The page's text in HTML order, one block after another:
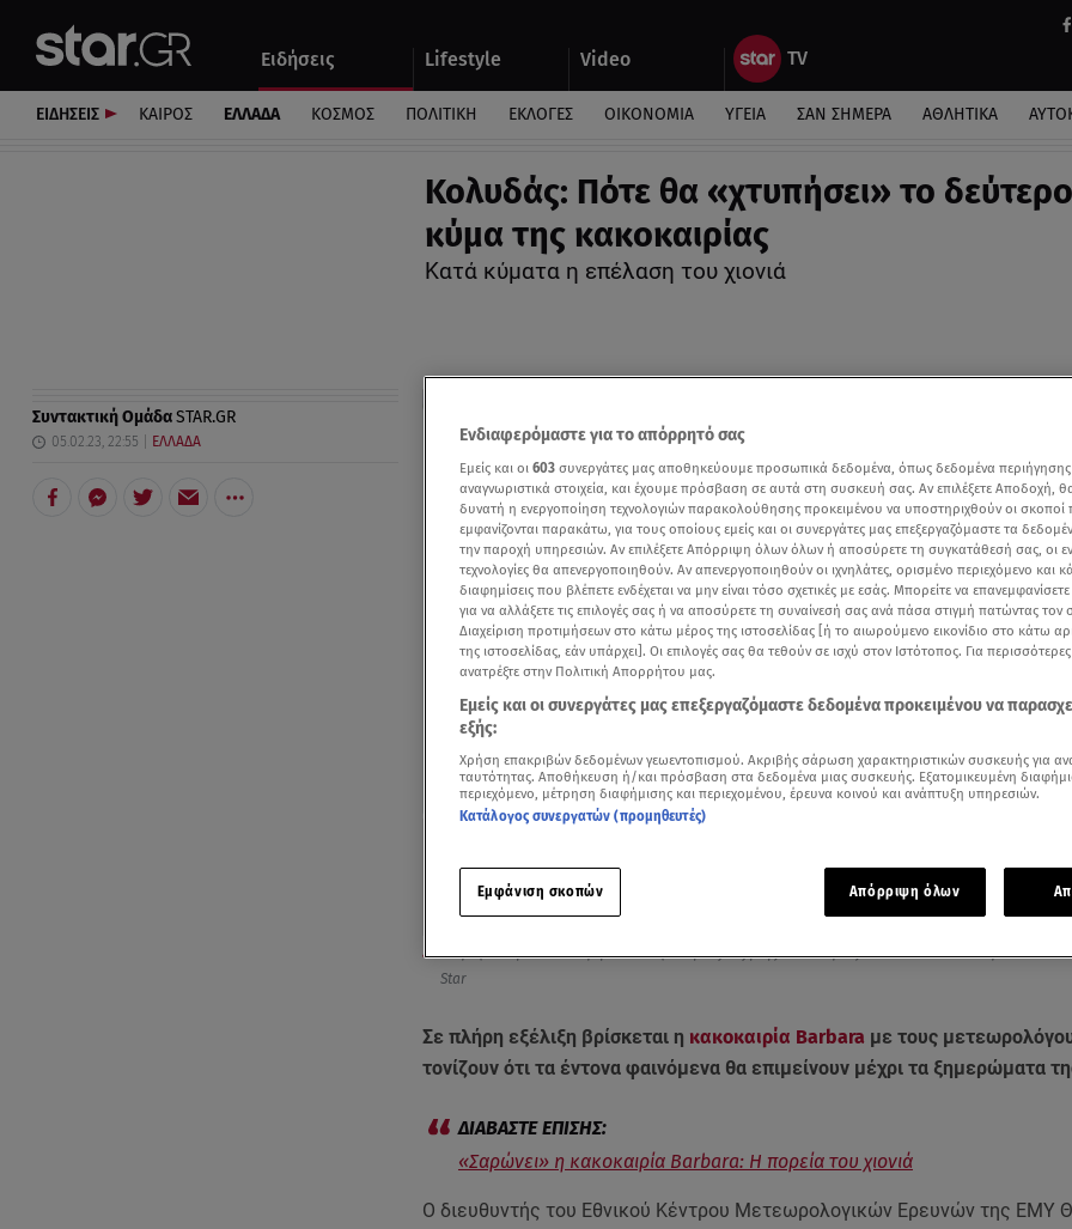
Ειδήσεις Lifestyle Video
Αυτοκίνητο
ΕΙΔΗΣΕΙΣ ΚΑΙΡΟΣ ΕΛΛΑΔΑ ΚΟΣΜΟΣ ΠΟΛΙΤΙΚΗ ΕΚΛΟΓΕΣ ΟΙΚΟΝΟΜΙΑ ΥΓΕΙΑ ΣΑΝ ΣΗΜΕΡΑ ΑΘΛΗΤΙΚΑ
Κολυδάς: Πότε θα «χτυπήσει» το δεύτερο
κύμα της κακοκαιρίας
Κατά κύματα η επέλαση του χιονιά
Συντακτική ΟμάδαSTAR.GR
05.02.23, 22:55 ΕΛΛΑΔΑ
Add star.gr on Google
Η πρόγνωση του Θοδωρή Κολυδά για την εξέλιξη της κακοκαιρίας «Barbara» στο κεντρικό δελτίο
Star
Σε πλήρη εξέλιξη βρίσκεται η κακοκαιρία Barbara με τους
τονίζουν ότι τα έντονα φαινόμενα θα επιμείνουν μέχρι τα ξημερώματα
«Σαρώνει» η κακοκαιρία Barbara: H πορεία του χιονιά
Ο διευθυντής του Εθνικού Κέντρου Μετεωρολογικών Ερευνών της ΕΜΥ
Ενδιαφερόμαστε για το απόρρητό σας
Εμείς και οι 603 συνεργάτες μας αποθηκεύουμε προσωπικά δεδομένα, όπως δεδομένα
αναγνωριστικά στοιχεία, και έχουμε πρόσβαση σε αυτά στη συσκευή σας. Αν επιλέξετε Αποδοχή,
δυνατή η ενεργοποίηση τεχνολογιών παρακολούθησης προκειμένου να υποστηριχθούν οι σκοποί
εμφανίζονται παρακάτω, για τους οποίους εμείς και οι συνεργάτες μας επεξεργαζόμαστε τα
την παροχή υπηρεσιών. Αν επιλέξετε Απόρριψη όλων όλων ή αποσύρετε τη συγκατάθεσή σας, οι
τεχνολογίες θα απενεργοποιηθούν. Αν απενεργοποιηθούν οι ιχνηλάτες, ορισμένο περιεχόμενο και
διαφημίσεις που βλέπετε ενδέχεται να μην είναι τόσο σχετικές με εσάς. Μπορείτε να
για να αλλάξετε τις επιλογές σας ή να αποσύρετε τη συναίνεσή σας ανά πάσα στιγμή πατώντας τον
Διαχείριση προτιμήσεων στο κάτω μέρος της ιστοσελίδας [ή το αιωρούμενο εικονίδιο στο κάτω
της ιστοσελίδας, εάν υπάρχει]. Οι επιλογές σας θα τεθούν σε ισχύ στον Ιστότοπος. Για
ανατρέξτε στην Πολιτική Απορρήτου μας.
Εμείς και οι συνεργάτες μας επεξεργαζόμαστε δεδομένα προκειμένου να
εξής:
Χρήση επακριβών δεδομένων γεωεντοπισμού. Ακριβής σάρωση χαρακτηριστικών συσκευής για
ταυτότητας. Αποθήκευση ή/και πρόσβαση στα δεδομένα μιας συσκευής. Εξατομικευμένη
περιεχόμενο, μέτρηση διαφήμισης και περιεχομένου, έρευνα κοινού και ανάπτυξη υπηρεσιών.
Κατάλογος συνεργατών (προμηθευτές)
Εμφάνιση σκοπών Απόρριψη όλων